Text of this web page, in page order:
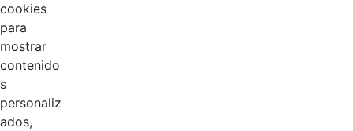
cookies
para
mostrar
contenido
s
personaliz
ados,